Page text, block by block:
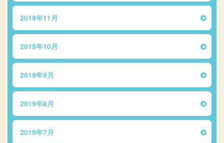
2019年11月
2019年10月
2019年9月
2019年8月
2019年7月